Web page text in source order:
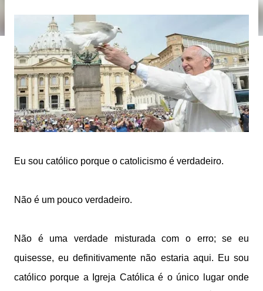
Eu sou católico porque o catolicismo é verdadeiro.
Não é um pouco verdadeiro.
Não é uma verdade misturada com o erro; se eu
quisesse, eu definitivamente não estaria aqui. Eu sou
católico porque a Igreja Católica é o único lugar onde